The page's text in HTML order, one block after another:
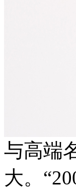
与高端
大。